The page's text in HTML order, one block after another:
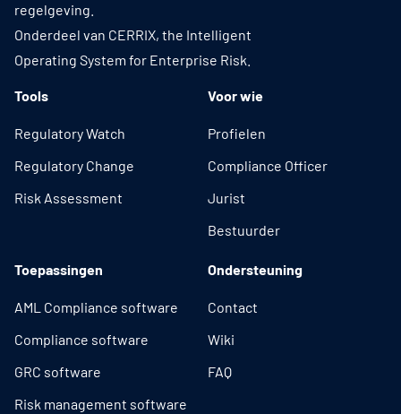
regelgeving.
Onderdeel van CERRIX, the Intelligent
Operating System for Enterprise Risk.
Tools
Regulatory Watch
Regulatory Change
Risk Assessment
Voor wie
Profielen
Compliance Officer
Jurist
Bestuurder
Toepassingen
AML Compliance software
Compliance software
GRC software
Risk management software
Ondersteuning
Contact
Wiki
FAQ